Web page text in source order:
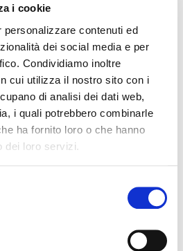
i cookie
contenuti ed
dei social media e per
Condividiamo inoltre
cui utilizza il nostro sito con i
di analisi dei dati web,
i quali potrebbero combinarle
ha fornito loro o che hanno
dei loro servizi.
Clienti
13 DEL REGOLAMENTO UE
2016/679
Cliente,
UE 2016/679, Rodan Srl la
raccolti, con riferimento ai rapporti
instaurati,
nel rispetto della normativa sopra
trattamenti la scrivente fornisce le
a:dati identificativi (per
telefono, fax, e-mail, etc...)dati